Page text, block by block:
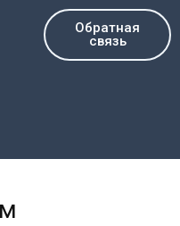
Обратная
связь